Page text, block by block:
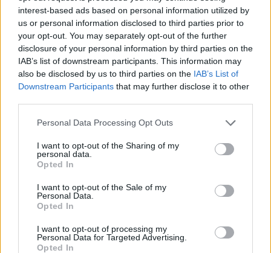
interest-based ads based on personal information utilized by
us or personal information disclosed to third parties prior to
your opt-out. You may separately opt-out of the further
disclosure of your personal information by third parties on the
IAB’s list of downstream participants. This information may
also be disclosed by us to third parties on the IAB’s List of
Downstream Participants that may further disclose it to other
Personal Data Processing Opt Outs
I want to opt-out of the Sharing of my
personal data.
Opted In
I want to opt-out of the Sale of my
Personal Data.
Opted In
I want to opt-out of processing my
Personal Data for Targeted Advertising.
Opted In